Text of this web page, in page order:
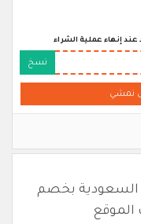
عند إنهاء عملية الشراء
نسخ
نمشي
نمشي 2026 في السعودية بخصم